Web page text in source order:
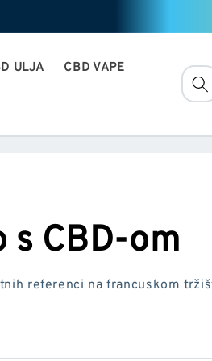
ULJA
CBD VAPE
CBD-om
referenci na francuskom